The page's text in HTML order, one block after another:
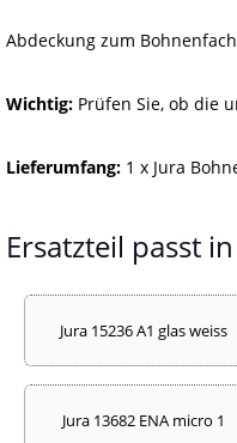
Abdeckung zum
Wichtig: Prüfen Sie, ob die
Lieferumfang: 1 x Jura
Ersatzteil passt
Jura 15236 A1 glas weiss
Jura 13682 ENA micro 1